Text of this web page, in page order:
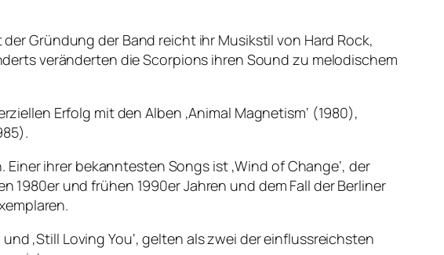
Gründung der Band reicht ihr Musikstil von Hard Rock,
veränderten die Scorpions ihren Sound zu melodischem
Erfolg mit den Alben ‚Animal Magnetism‘ (1980),
ihrer bekanntesten Songs ist ‚Wind of Change‘, der
und frühen 1990er Jahren und dem Fall der Berliner
‚Still Loving You‘, gelten als zwei der einflussreichsten